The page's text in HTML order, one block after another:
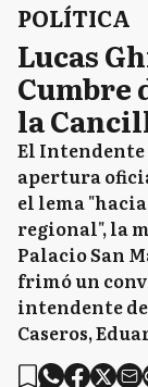
POLÍTICA
Lucas
Cumbre
la
El Intendente
apertura
el lema
regional", la
Palacio San
frimó un
intendente
Caseros,